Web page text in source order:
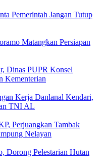
Pemerintah Jangan Tutup
Matangkan Persiapan
Dinas PUPR Konsel
Kementerian
Kerja Danlanal Kendari,
TNI AL
Perjuangkan Tambak
Nelayan
Dorong Pelestarian Hutan